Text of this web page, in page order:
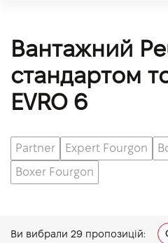
Вантажний
стандартом
EVRO 6
Partner Expert Fourgon
Boxer Fourgon
Ви вибрали 29 пропозицій:
Акції %
Новини
Вакансії